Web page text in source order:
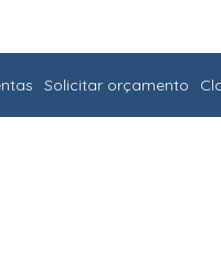
Solicitar orçamento